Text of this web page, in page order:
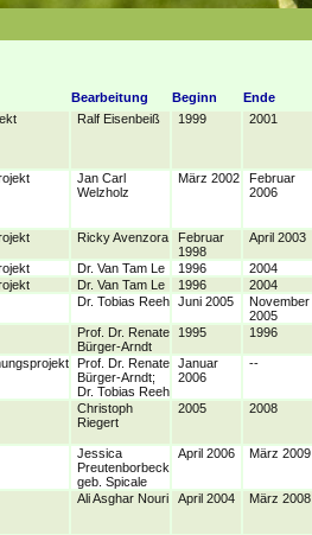
Bearbeitung Beginn
Ende
Ralf Eisenbeiß 1999 2001
Jan Carl
Welzholz
März 2002
Februar
2006
Ricky Avenzora
Februar
1998
April 2003
Dr. Van Tam Le 1996
2004
Dr. Van Tam Le 1996
2004
Dr. Tobias Reeh Juni 2005
November
2005
Prof. Dr. Renate
Bürger-Arndt
1995 1996
Prof. Dr. Renate
Bürger-Arndt;
Dr. Tobias Reeh
Januar
2006
--
Christoph
Riegert
2005 2008
Jessica
Preutenborbeck
geb. Spicale
April 2006 März 2009
Ali Asghar Nouri April 2004 März 2008